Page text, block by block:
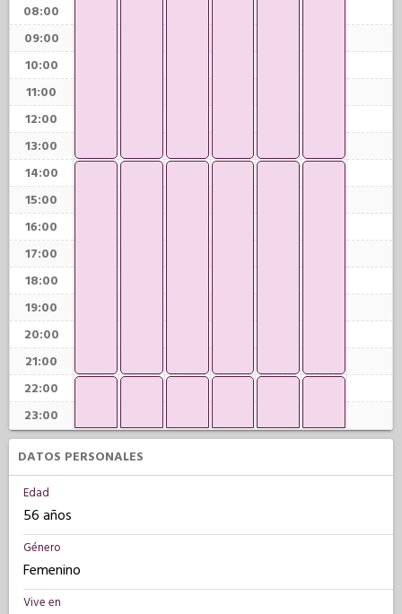
08:00
09:00
10:00
11:00
12:00
13:00
14:00
15:00
16:00
17:00
18:00
19:00
20:00
21:00
22:00
23:00
DATOS PERSONALES
Edad
56 años
Género
Femenino
Vive en